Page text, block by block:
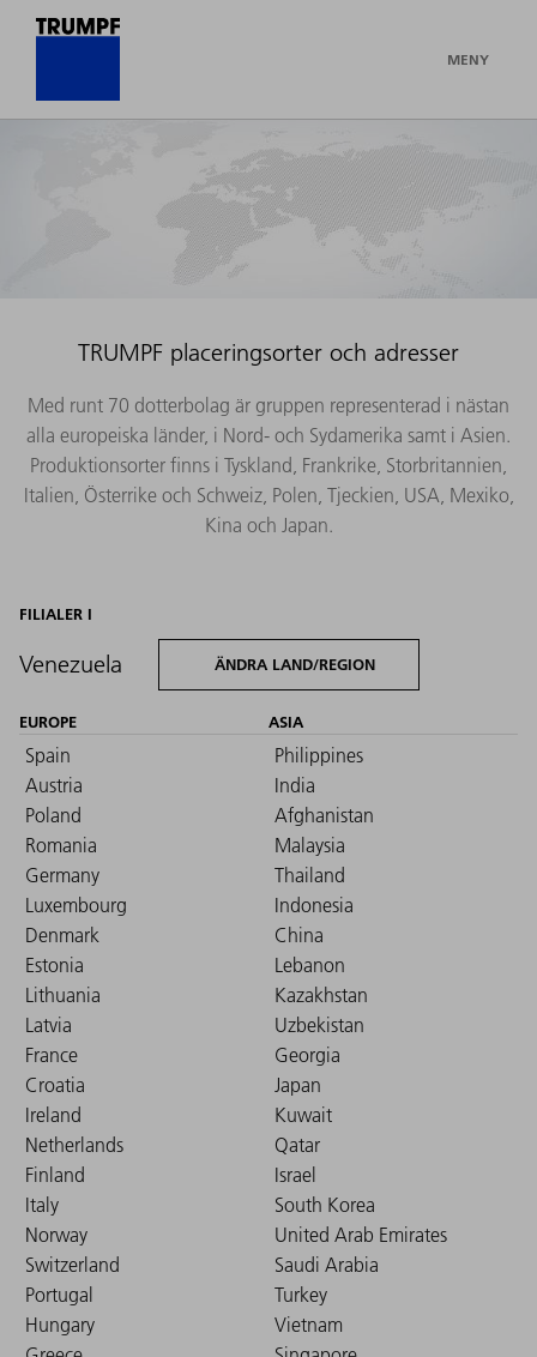
MENY
TRUMPF placeringsorter och adresser
Med runt 70 dotterbolag är gruppen representerad i nästan
alla europeiska länder, i Nord- och Sydamerika samt i Asien.
Produktionsorter finns i Tyskland, Frankrike, Storbritannien,
Italien, Österrike och Schweiz, Polen, Tjeckien, USA, Mexiko,
Kina och Japan.
FILIALER I
Venezuela ÄNDRA LAND/REGION
EUROPE
Spain
Austria
Poland
Romania
Germany
Luxembourg
Denmark
Estonia
Lithuania
Latvia
France
Croatia
Ireland
Netherlands
Finland
Italy
Norway
Switzerland
Portugal
Hungary
ASIA
Philippines
India
Afghanistan
Malaysia
Thailand
Indonesia
China
Lebanon
Kazakhstan
Uzbekistan
Georgia
Japan
Kuwait
Qatar
Israel
South Korea
United Arab Emirates
Saudi Arabia
Turkey
Vietnam